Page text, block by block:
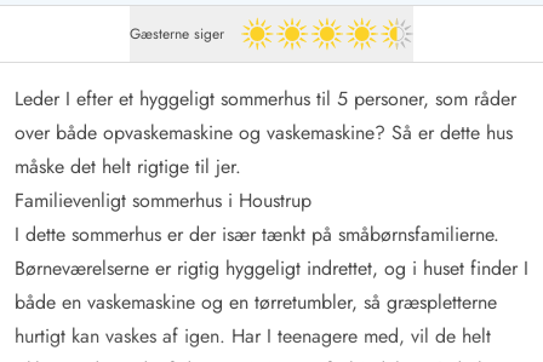
Gæsterne siger 4.5 ud af 5
Leder I efter et hyggeligt sommerhus til 5 personer, som råder
over både opvaskemaskine og vaskemaskine? Så er dette hus
måske det helt rigtige til jer.
Familievenligt sommerhus i Houstrup
I dette sommerhus er der især tænkt på småbørnsfamilierne.
Børneværelserne er rigtig hyggeligt indrettet, og i huset finder I
både en vaskemaskine og en tørretumbler, så græspletterne
hurtigt kan vaskes af igen. Har I teenagere med, vil de helt